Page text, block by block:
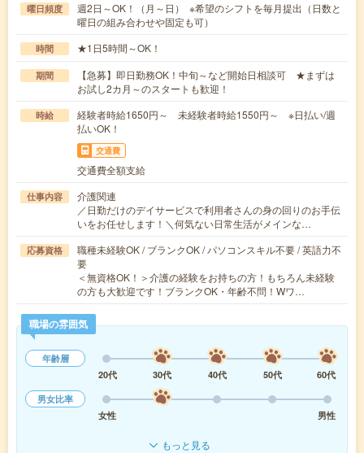
曜日頻度
週2日～OK！（月～日） ※希望のシフトを毎月提出（日数と
曜日の組み合わせや固定も可）
時間 ★1日5時間～OK！
期間
【急募】即日勤務OK！中旬～など開始日相談可 ★まずは
お試し2カ月～のスタートも歓迎！
時給
経験者時給1650円～ 未経験者時給1550円～ ※日払い/週
払いOK！
交通費
交通費全額支給
仕事内容
介護関連
／日勤だけのデイサービスで利用者さんの身の回りのお手伝
いをお任せします！＼何気ない日常生活がメインな…
応募資格
職種未経験OK / ブランクOK / パソコンスキル不要 / 英語力不
要
＜無資格OK！＞介護の経験をお持ちの方！もちろん未経験
の方も大歓迎です！ブランクOK・年齢不問！Wワ…
職場の雰囲気
年齢層
20代
30代 40代 50代
60代
男女比率
女性
男性
もっと見る